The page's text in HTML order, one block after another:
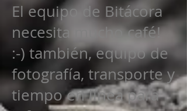
El equipo de Bitácora
necesita mucho café!
:-) también, equipo de
fotografía, transporte y
tiempo en línea para